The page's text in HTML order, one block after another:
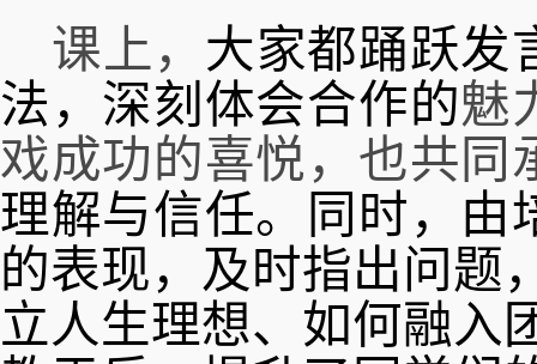
课上， 大家都踊跃发
法，深刻体会合作的魅
戏成功的喜悦，也共同
理解与信任。
同时 ，由
的表现，及时指出问题
立人生理想、如何融入